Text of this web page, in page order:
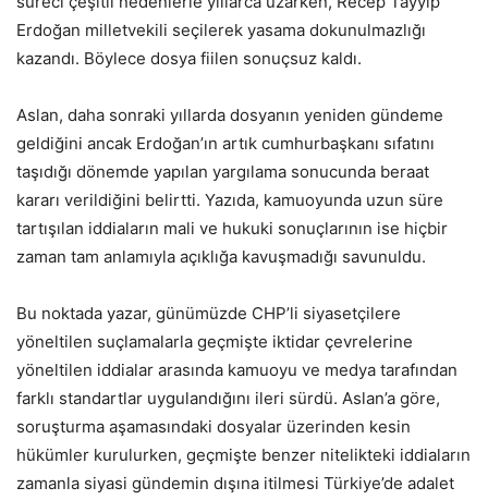
Erdoğan milletvekili seçilerek yasama dokunulmazlığı
kazandı. Böylece dosya fiilen sonuçsuz kaldı.
Aslan, daha sonraki yıllarda dosyanın yeniden gündeme
geldiğini ancak Erdoğan’ın artık cumhurbaşkanı sıfatını
taşıdığı dönemde yapılan yargılama sonucunda beraat
kararı verildiğini belirtti. Yazıda, kamuoyunda uzun süre
tartışılan iddiaların mali ve hukuki sonuçlarının ise hiçbir
zaman tam anlamıyla açıklığa kavuşmadığı savunuldu.
Bu noktada yazar, günümüzde CHP’li siyasetçilere
yöneltilen suçlamalarla geçmişte iktidar çevrelerine
yöneltilen iddialar arasında kamuoyu ve medya tarafından
farklı standartlar uygulandığını ileri sürdü. Aslan’a göre,
soruşturma aşamasındaki dosyalar üzerinden kesin
hükümler kurulurken, geçmişte benzer nitelikteki iddiaların
zamanla siyasi gündemin dışına itilmesi Türkiye’de adalet